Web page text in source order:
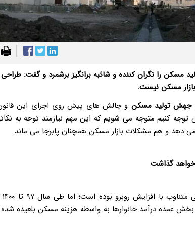
را نگران کننده و شائبه برانگیز برشمرد و گفت:
مسکن نیست.
جهش تولید مسکن و چالش های پیش روی اجرای این
کنیم متوجه می شویم که این مهم نیازمند توجه به
دهد و هم مشکلات بازار مسکن همچنان پابرجا می ماند.
گذاشت
همواره در مقاطع
عمده درآمد خانوارها به واسطه هزینه مسکن بلعیده